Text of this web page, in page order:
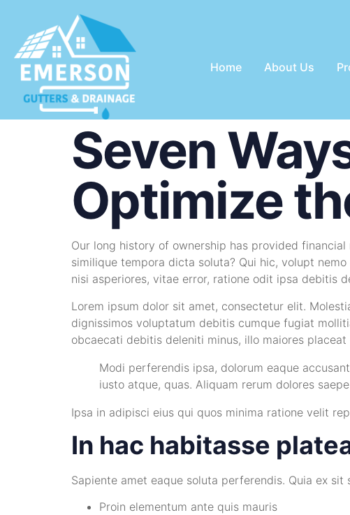
Home About Us
Seven
Optimize
Our long history of ownership has provided
similique tempora dicta soluta? Qui hic, volupt
nisi asperiores, vitae error, ratione odit ipsa debitis
Lorem ipsum dolor sit amet, consectetur elit.
dignissimos voluptatum debitis cumque fugiat
obcaecati debitis deleniti minus, illo maiores placeat
Modi perferendis ipsa, dolorum eaque
iusto atque, quas. Aliquam rerum dolores
Ipsa in adipisci eius qui quos minima ratione velit
In hac habitasse
Sapiente amet eaque soluta perferendis. Quia ex
Proin elementum ante quis mauris